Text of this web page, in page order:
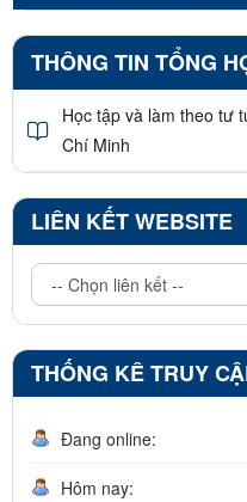
THÔNG TIN TỔNG
Học tập và làm theo tư
Chí Minh
LIÊN KẾT WEBSITE
THỐNG KÊ TRUY
Đang online:
Hôm nay: